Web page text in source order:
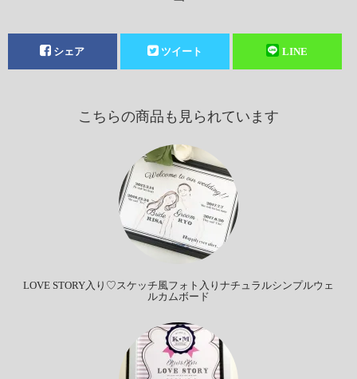
シェア ツイート LINE
こちらの商品も見られています
LOVE STORY入り♡スケッチ風フォト入りナチュラルシンプルウェ
ルカムボード